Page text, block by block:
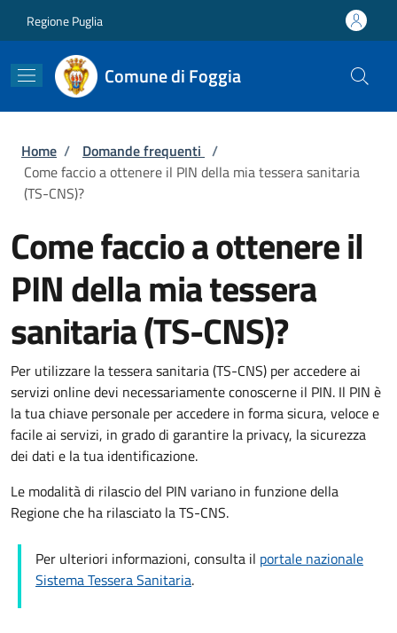
Regione Puglia
Comune di Foggia
Briciole di pane
Home / Domande frequenti /
Come faccio a ottenere il PIN della mia tessera sanitaria
(TS-CNS)?
Come faccio a ottenere il
PIN della mia tessera
sanitaria (TS-CNS)?
Per utilizzare la tessera sanitaria (TS-CNS) per accedere ai
servizi online devi necessariamente conoscerne il PIN. Il PIN è
la tua chiave personale per accedere in forma sicura, veloce e
facile ai servizi, in grado di garantire la privacy, la sicurezza
dei dati e la tua identificazione.
Le modalità di rilascio del PIN variano in funzione della
Regione che ha rilasciato la TS-CNS.
Per ulteriori informazioni, consulta il portale nazionale
Sistema Tessera Sanitaria.